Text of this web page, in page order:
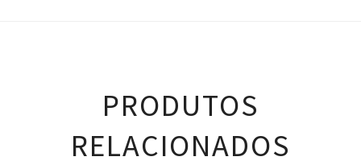
PRODUTOS
RELACIONADOS